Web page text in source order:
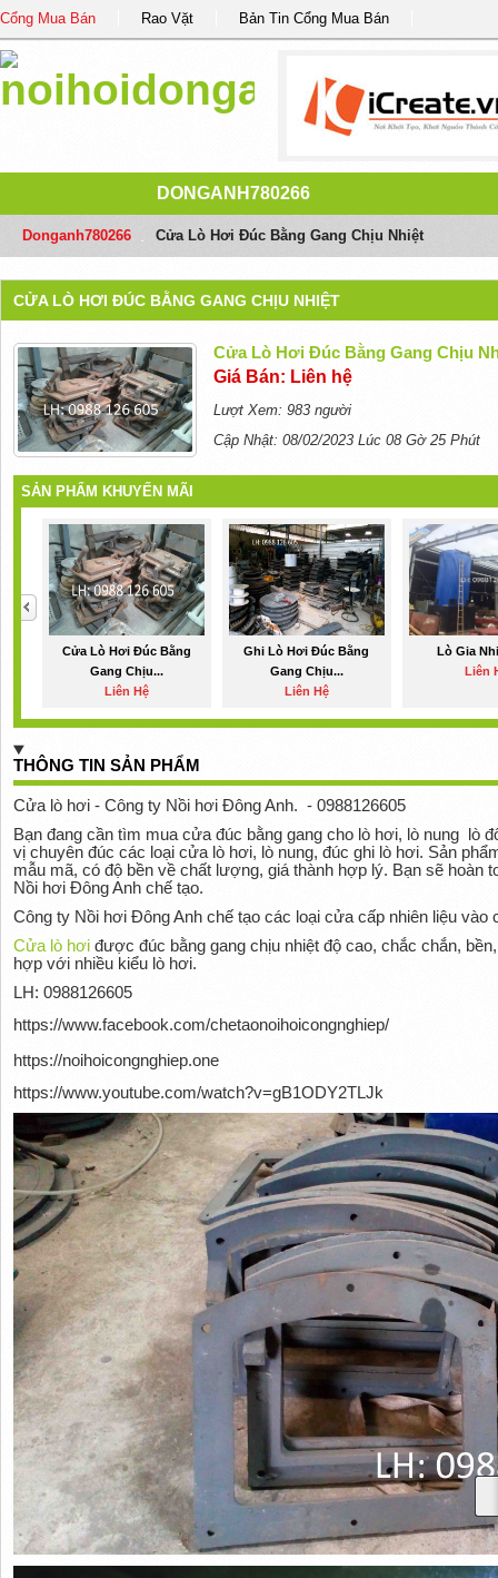
Cổng Mua Bán Rao Vặt Bản Tin Cổng Mua Bán
DONGANH780266
Donganh780266 Cửa Lò Hơi Đúc Bằng Gang Chịu Nhiệt
CỬA LÒ HƠI ĐÚC BẰNG GANG CHỊU NHIỆT
Cửa Lò Hơi Đúc Bằng Gang Chịu
Giá Bán: Liên hệ
Lượt Xem: 983 người
Cập Nhật: 08/02/2023 Lúc 08 Gờ 25 Phút
SẢN PHẨM KHUYẾN MÃI
Cửa Lò Hơi Đúc Bằng
Gang Chịu...
Liên Hệ
Ghi Lò Hơi Đúc Bằng
Gang Chịu...
Liên Hệ
Lò Gia
Liên
THÔNG TIN SẢN PHẨM
Cửa lò hơi - Công ty Nồi hơi Đông Anh. - 0988126605
Bạn đang cần tìm mua cửa đúc bằng gang cho lò hơi, lò nung lò
vị chuyên đúc các loại cửa lò hơi, lò nung, đúc ghi lò hơi. Sản
mẫu mã, có độ bền về chất lượng, giá thành hợp lý. Bạn sẽ hoàn
Nồi hơi Đông Anh chế tạo.
Công ty Nồi hơi Đông Anh chế tạo các loại cửa cấp nhiên liệu vào
Cửa lò hơi được đúc bằng gang chịu nhiệt độ cao, chắc chắn,
hợp với nhiều kiểu lò hơi.
LH: 0988126605
https://www.facebook.com/chetaonoihoicongnghiep/
https://noihoicongnghiep.one
https://www.youtube.com/watch?v=gB1ODY2TLJk